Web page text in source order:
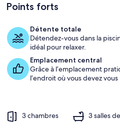
Mossman.
Pet-
Friendly!
Points forts
Détente totale
Détendez-vous dans la
idéal pour relaxer.
Emplacement central
Grâce à l’emplacement
l’endroit où vous devez
3 chambres 3 salles